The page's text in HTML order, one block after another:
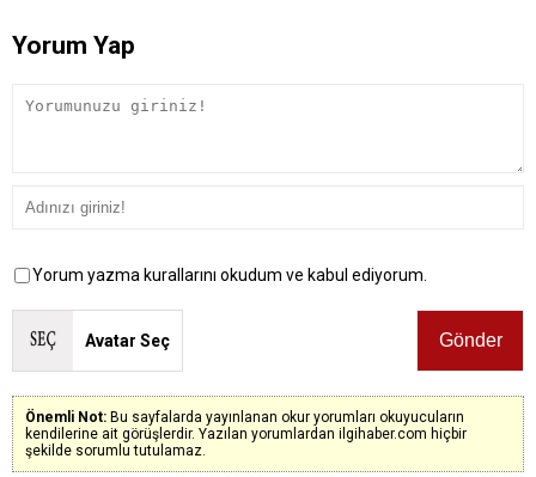
Yorum Yap
Yorum yazma kurallarını okudum ve kabul ediyorum.
Avatar Seç
Önemli Not: Bu sayfalarda yayınlanan okur yorumları okuyucuların
kendilerine ait görüşlerdir. Yazılan yorumlardan ilgihaber.com hiçbir
şekilde sorumlu tutulamaz.